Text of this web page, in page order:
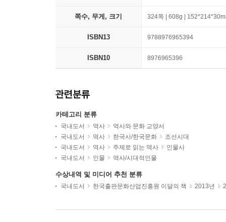
쪽수, 무게, 크기 324쪽 | 608g |
ISBN13 9788976965394
ISBN10 8976965396
관련분류
카테고리 분류
국내도서 역사
역사와 문화 교양서
국내도서
역사 한국사/한국문화
조선시대
국내도서
역사 주제로 읽는 역사
인물사
국내도서
인물 역사/시대적인물
수상내역 및 미디어 추천 분류
국내도서 한국출판문화산업진흥원 이달의 책 2013년